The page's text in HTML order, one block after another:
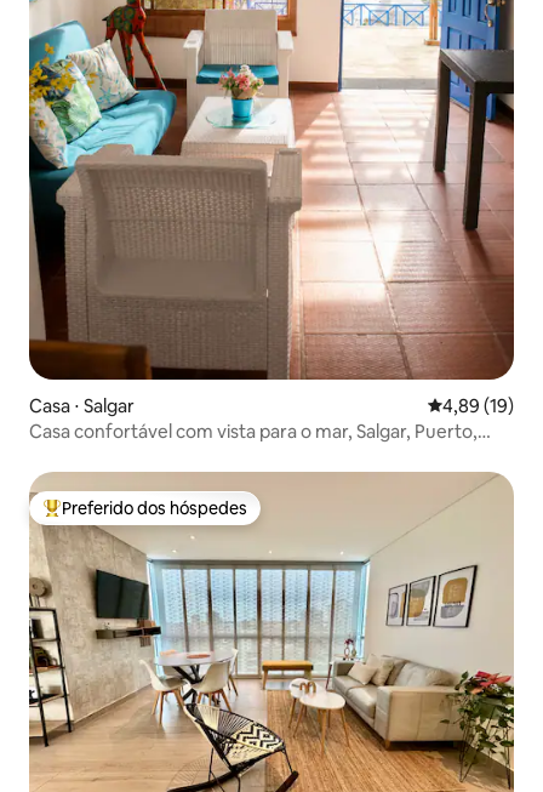
Casa ⋅ Salgar 4,89 de uma
4,89 (19)
Casa confortável com vista para o mar, Salgar, Puerto,
Entre os melhores preferidos dos hóspedes
Preferido dos hóspedes